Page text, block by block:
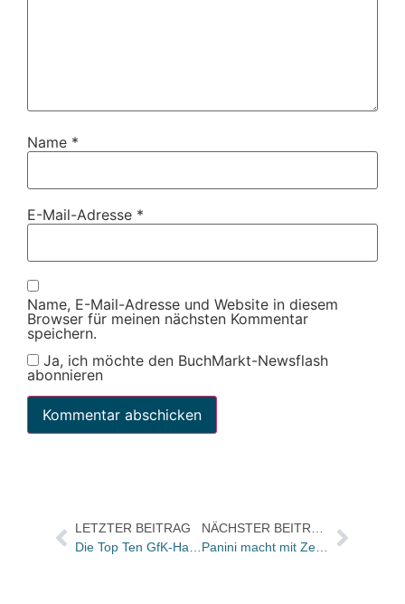
Name *
E-Mail-Adresse *
Name, E-Mail-Adresse und Website in diesem
Browser für meinen nächsten Kommentar
speichern.
Ja, ich möchte den BuchMarkt-Newsflash
abonnieren
LETZTER BEITRAG